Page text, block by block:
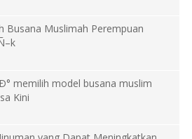
Busana Muslimah Perempuan
memilih model busana muslim
Kini